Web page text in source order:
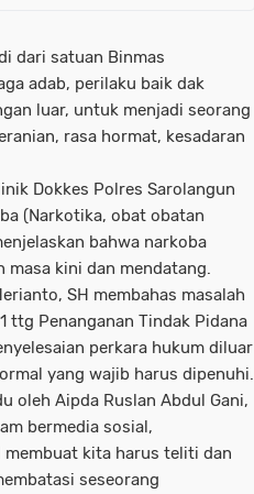
dari satuan Binmas
adab, perilaku baik dak
luar, untuk menjadi seorang
rasa hormat, kesadaran
Dokkes Polres Sarolangun
(Narkotika, obat obatan
bahwa narkoba
masa kini dan mendatang.
SH membahas masalah
ttg Penanganan Tindak Pidana
perkara hukum diluar
yang wajib harus dipenuhi.
oleh Aipda Ruslan Abdul Gani,
bermedia sosial,
kita harus teliti dan
seseorang